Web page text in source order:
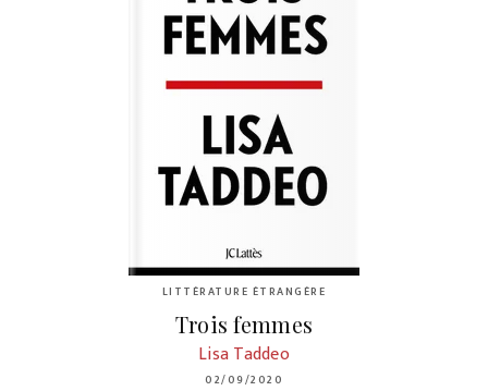
LITTÉRATURE ÉTRANGÈRE
Trois femmes
Lisa Taddeo
02/09/2020